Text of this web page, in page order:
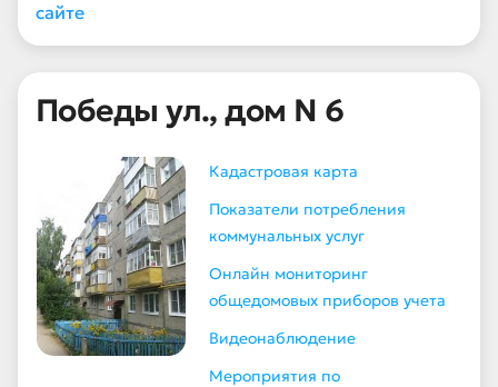
сайте
Победы ул., дом N 6
Кадастровая карта
Показатели потребления
коммунальных услуг
Онлайн мониторинг
общедомовых приборов учета
Видеонаблюдение
Мероприятия по